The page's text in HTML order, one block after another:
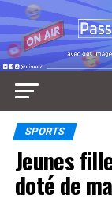
SPORTS
Jeunes
doté de